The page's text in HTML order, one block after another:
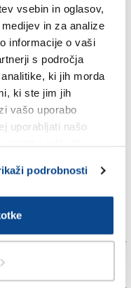
vsebin in oglasov,
in za analize
informacije o vaši
s področja
ki jih morda
ki ste jim jih
vašo uporabo
uporabljati našo
podrobnosti
16, ko je na 38
je Marco znova
je na 29 odigranih
sezoni v 37
zadetkov in si s
vnovič pokoril vso